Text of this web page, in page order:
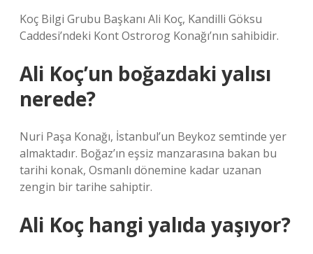
Koç Bilgi Grubu Başkanı Ali Koç, Kandilli Göksu
Caddesi’ndeki Kont Ostrorog Konağı’nın sahibidir.
Ali Koç’un boğazdaki yalısı
nerede?
Nuri Paşa Konağı, İstanbul’un Beykoz semtinde yer
almaktadır. Boğaz’ın eşsiz manzarasına bakan bu
tarihi konak, Osmanlı dönemine kadar uzanan
zengin bir tarihe sahiptir.
Ali Koç hangi yalıda yaşıyor?